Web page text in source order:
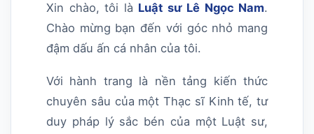
Xin chào, tôi là Luật sư Lê Ngọc Nam.
Chào mừng bạn đến với góc nhỏ mang
đậm dấu ấn cá nhân của tôi.
Với hành trang là nền tảng kiến thức
chuyên sâu của một Thạc sĩ Kinh tế, tư
duy pháp lý sắc bén của một Luật sư,